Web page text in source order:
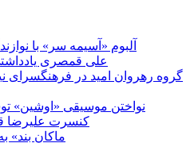
آلبوم «آسیمه سر» با
علی قمصری
گروه رهروان امید در فرهنگسرای
نواختن موسیقی «اوشین»
کنسرت علیرضا
«ماکان بند»